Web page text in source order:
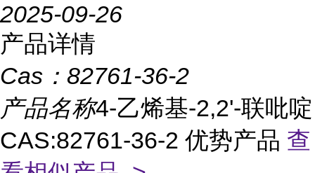
2025-09-26
产品详情
Cas： 82761-36-2
产品名称4-乙烯基-2,2'-联吡啶
CAS:82761-36-2 优势产品 查